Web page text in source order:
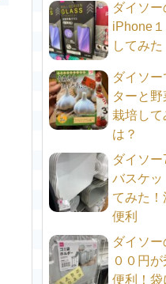
ダイソ
iPhone
してみた
ダイソ
ターと
栽培して
は？
ダイソ
バスケッ
てみた
便利
ダイソ
００円
便利！袋